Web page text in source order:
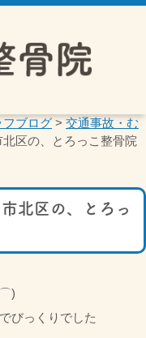
フブログ> 交通事故・む
区の、とろっこ整骨院
北区の、とろっ
びっくりでした